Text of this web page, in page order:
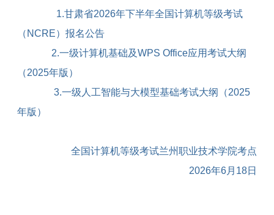
1.甘肃省2026年下半年全国计算机等级考试
（ NCRE）报名公告
2.一级计算机基础及WPS Office应用考试大纲
（2025年版）
3.一级人工智能与大模型基础考试大纲（2025
年版）
全国计算机等级考试兰州职业技术学院考点
2026年6月 18日